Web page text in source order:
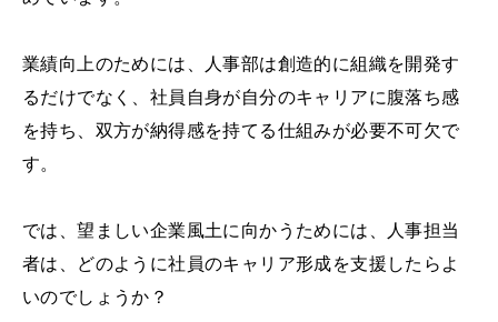
業績向上のためには、人事部は創造的に組織を開発す
るだけでなく、社員自身が自分のキャリアに腹落ち感
を持ち、双方が納得感を持てる仕組みが必要不可欠で
す。
では、望ましい企業風土に向かうためには、人事担当
者は、どのように社員のキャリア形成を支援したらよ
いのでしょうか？